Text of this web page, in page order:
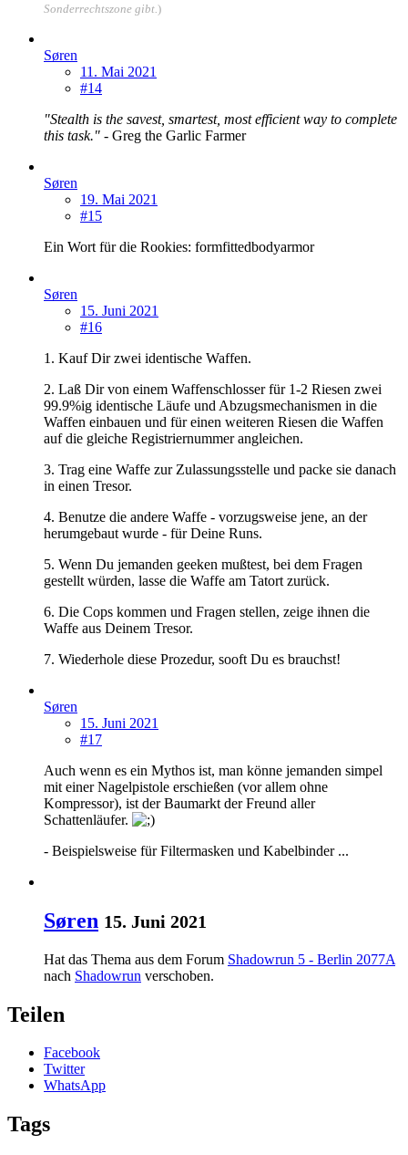
Sonderrechtszone gibt. )
Søren
11. Mai 2021
#14
"Stealth is the savest, smartest, most efficient way to complete
this task." - Greg the Garlic Farmer
Søren
19. Mai 2021
#15
Ein Wort für die Rookies: formfittedbodyarmor
Søren
15. Juni 2021
#16
1. Kauf Dir zwei identische Waffen.
2. Laß Dir von einem Waffenschlosser für 1-2 Riesen zwei
99.9%ig identische Läufe und Abzugsmechanismen in die
Waffen einbauen und für einen weiteren Riesen die Waffen
auf die gleiche Registriernummer angleichen.
3. Trag eine Waffe zur Zulassungsstelle und packe sie danach
in einen Tresor.
4. Benutze die andere Waffe - vorzugsweise jene, an der
herumgebaut wurde - für Deine Runs.
5. Wenn Du jemanden geeken mußtest, bei dem Fragen
gestellt würden, lasse die Waffe am Tatort zurück.
6. Die Cops kommen und Fragen stellen, zeige ihnen die
Waffe aus Deinem Tresor.
7. Wiederhole diese Prozedur, sooft Du es brauchst!
Søren
15. Juni 2021
#17
Auch wenn es ein Mythos ist, man könne jemanden simpel
mit einer Nagelpistole erschießen (vor allem ohne
Kompressor), ist der Baumarkt der Freund aller
Schattenläufer.
- Beispielsweise für Filtermasken und Kabelbinder ...
Søren 15. Juni 2021
Hat das Thema aus dem Forum Shadowrun 5 - Berlin 2077A
nach Shadowrun verschoben.
Teilen
Facebook
Twitter
WhatsApp
Tags